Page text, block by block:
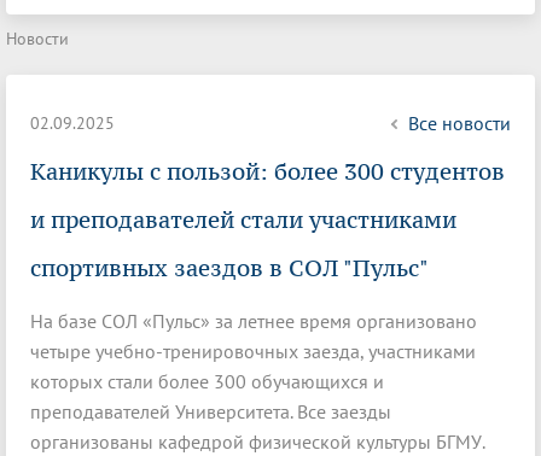
Новости
02.09.2025 Все новости
Каникулы с пользой: более 300 студентов
и преподавателей стали участниками
спортивных заездов в СОЛ "Пульс"
На базе СОЛ «Пульс» за летнее время организовано
четыре учебно-тренировочных заезда, участниками
которых стали более 300 обучающихся и
преподавателей Университета. Все заезды
организованы кафедрой физической культуры БГМУ.